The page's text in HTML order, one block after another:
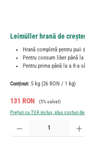
Leimüller hrană de
Hrană completă pentru puii
Pentru consum liber până
Pentru prima până la a 8-a
Conținut: 5 kg (26 RON / 1 kg)
Preț de vânzare:
131 RON Preț obișnuit:
(5% salvat)
Prețuri cu TVA inclus, plus costuri
Cantitate produs: Introduceți